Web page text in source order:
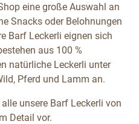
eine große Auswahl an
Snacks oder Belohnungen
Barf Leckerli eignen sich
aus 100 %
natürliche Leckerli unter
Pferd und Lamm an.
unsere Barf Leckerli von
Detail vor.